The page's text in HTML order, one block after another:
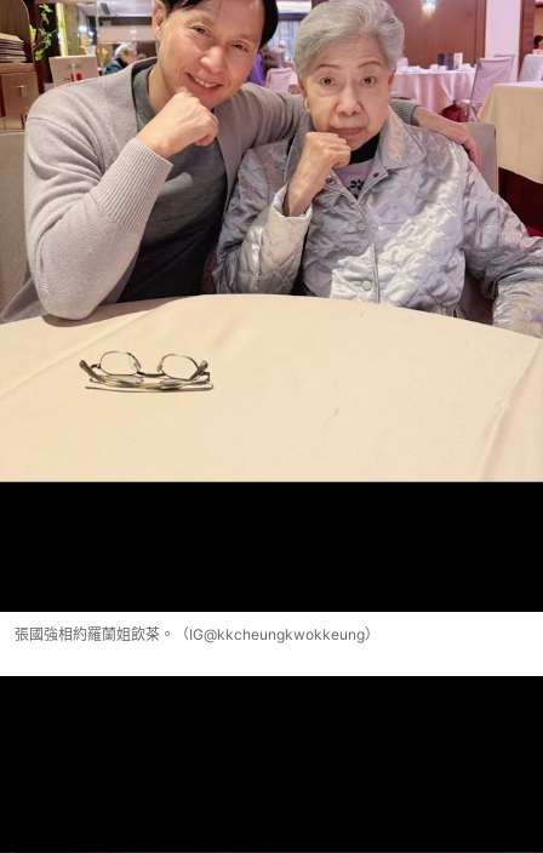
張國強相約羅蘭姐飲茶。（IG@kkcheungkwokkeung）